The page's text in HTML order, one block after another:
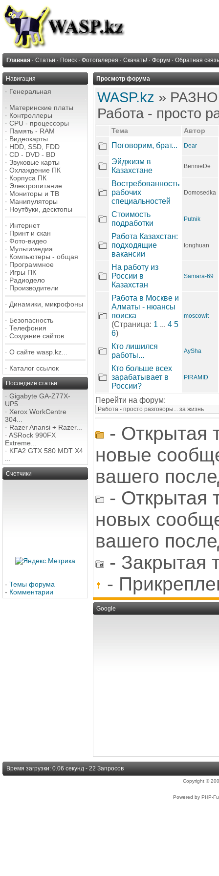
Главная · Статьи · Поиск · Фотогалерея · Скачать! · Форум · Обратная связь
Навигация
· Генеральная
· Материнские платы
· Контроллеры
· CPU - процессоры
· Память - RAM
· Видеокарты
· HDD, SSD, FDD
· CD - DVD - BD
· Звуковые карты
· Охлаждение ПК
· Корпуса ПК
· Электропитание
· Мониторы и ТВ
· Манипуляторы
· Ноутбуки, десктопы
· Интернет
· Принт и скан
· Фото-видео
· Мультимедиа
· Компьютеры - общая
· Программное
· Игры ПК
· Радиодело
· Производители
· Динамики, микрофоны
· Безопасность
· Телефония
· Создание сайтов
· О сайте wasp.kz...
· Каталог ссылок
Последние статьи
· Gigabyte GA-Z77X-
UP5...
· Xerox WorkCentre
304...
· Razer Anansi + Razer...
· ASRock 990FX
Extreme...
· KFA2 GTX 580 MDT X4
Счетчики
- Темы форума
- Комментарии
Просмотр форума
WASP.kz »
Работа - просто
Тема Автор
Поговорим, брат... Dear
Эйджизм в
Казахстане
BennieDe
Востребованность
рабочих
специальностей
Domosedka
Стоимость
подработки
Putnik
Работа Казахстан:
подходящие
вакансии
tonghuan
На работу из
России в
Казахстан
Samara-69
Работа в Москве и
Алматы - нюансы
поиска
(Страница: 1 ... 4 5
6)
moscowit
Кто лишился
работы...
AySha
Кто больше всех
зарабатывает в
России?
PIRAMID
Перейти на форум:
- Открытая
новые
вашего
- Открытая
новых
вашего
- Закрытая
-
Google
Время загрузки: 0.06 секунд - 22 Запросов
Copyright ©
Powered by PHP-